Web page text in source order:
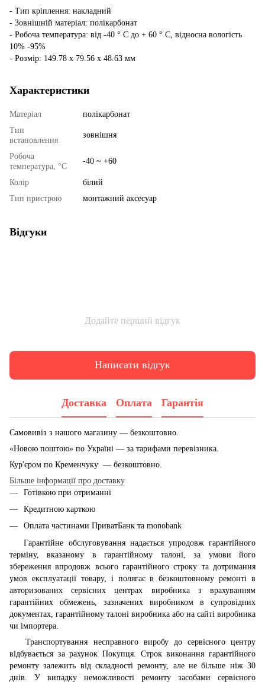
- Тип кріплення: накладний
- Зовнішній матеріал: полікарбонат
- Робоча температура: від -40 ° С до + 60 ° С, відносна вологість
10% -95%
- Розмір: 149.78 х 79.56 х 48.63 мм
Характеристики
Матеріал
полікарбонат
Тип
встановлення
зовнішня
Робоча
температура, °C
-40 ~ +60
Колір
білий
Тип пристрою
монтажний аксесуар
Відгуки
Додайте перший відгук
Написати відгук
Доставка Оплата Гарантія
Самовивіз з нашого магазину — безкоштовно.
«Новою поштою» по Україні — за тарифами перевізника.
Кур'єром по Кременчуку — безкоштовно.
Більше інформації про доставку
Готівкою при отриманні
Кредитною карткою
Оплата частинами ПриватБанк та monobank
Гарантійне обслуговування надається упродовж гарантійного
терміну, вказаному в гарантійному талоні, за умови його
збереження впродовж всього гарантійного строку та дотримання
умов експлуатації товару, і полягає в безкоштовному ремонті в
авторизованих сервісних центрах виробника з врахуванням
гарантійних обмежень, зазначених виробником в супровідних
документах, гарантійному талоні виробника або на сайті виробника
чи імпортера.
Транспортування несправного виробу до сервісного центру
відбувається за рахунок Покупця. Строк виконання гарантійного
ремонту залежить від складності ремонту, але не більше ніж 30
днів. У випадку неможливості ремонту засобами сервісного